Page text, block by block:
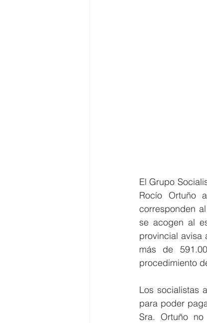
El Grupo
Rocío Ortuño
corresponden
se acogen al
provincial avisa
más de
procedimiento
Los socialistas
para poder
Sra. Ortuño